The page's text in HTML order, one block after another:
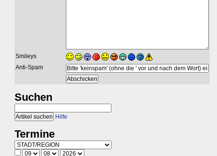
Smileys
Anti-Spam
Suchen
Hilfe
Termine